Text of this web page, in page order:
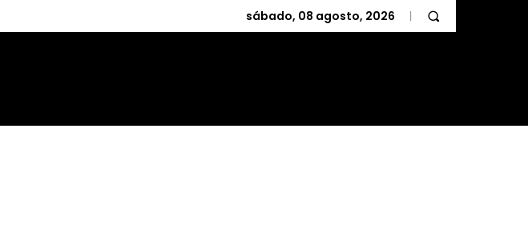
sábado, 08 agosto, 2026